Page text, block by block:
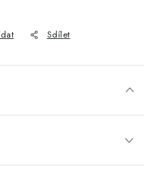
Sdílet